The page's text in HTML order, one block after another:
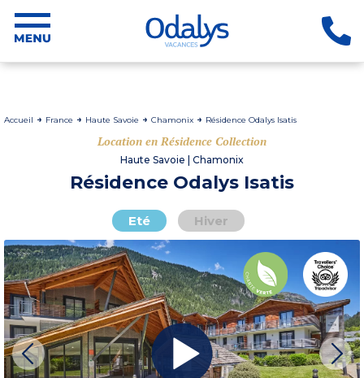
Accueil France Haute Savoie Chamonix Résidence Odalys Isatis
Location en Résidence Collection
Haute Savoie | Chamonix
Résidence Odalys Isatis
Eté Hiver